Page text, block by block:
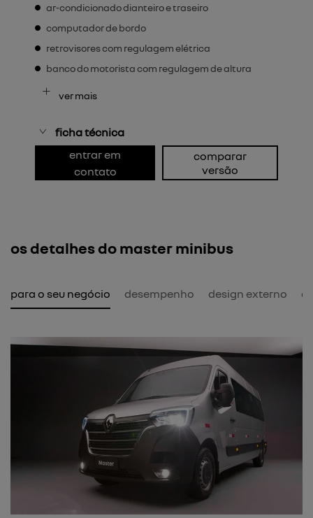
ar-condicionado dianteiro e traseiro
computador de bordo
retrovisores com regulagem elétrica
banco do motorista com regulagem de altura
ver mais
ficha técnica
entrar em
contato
comparar
versão
os detalhes do master minibus
para o seu negócio desempenho design externo